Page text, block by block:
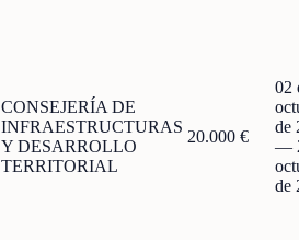
CONSEJERÍA DE
INFRAESTRUCTURAS
Y DESARROLLO
TERRITORIAL
20.000 €
02
de
—
de